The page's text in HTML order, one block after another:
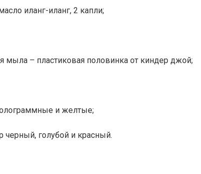
иланг-иланг, 2 капли;
мыла – пластиковая половинка от киндер джой;
и желтые;
черный, голубой и красный.